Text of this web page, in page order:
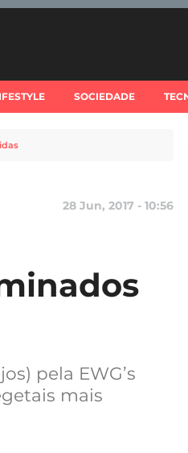
SOCIEDADE
28 Jun, 2017 - 10:56
pela EWG’s
mais